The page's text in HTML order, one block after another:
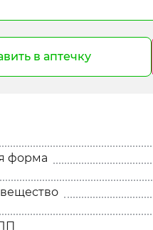
в аптечку
форма